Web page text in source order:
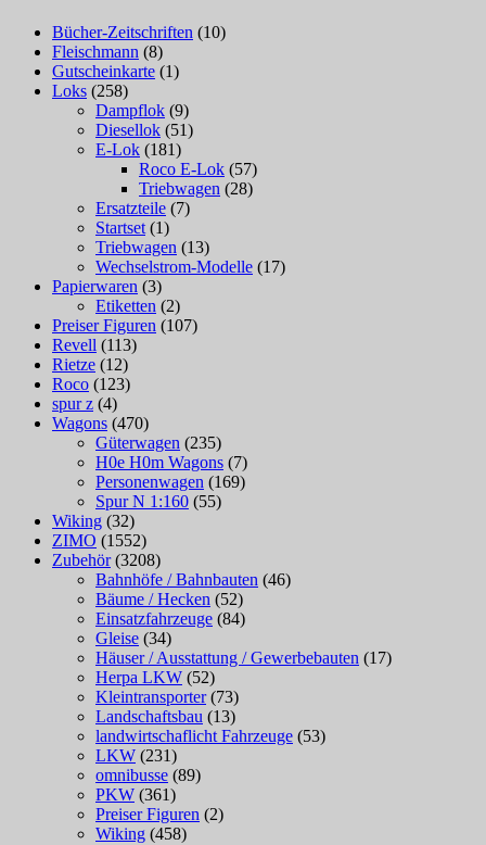
Bücher-Zeitschriften (10)
Fleischmann (8)
Gutscheinkarte (1)
Loks (258)
Dampflok (9)
Diesellok (51)
E-Lok (181)
Roco E-Lok (57)
Triebwagen (28)
Ersatzteile (7)
Startset (1)
Triebwagen (13)
Wechselstrom-Modelle (17)
Papierwaren (3)
Etiketten (2)
Preiser Figuren (107)
Revell (113)
Rietze (12)
Roco (123)
spur z (4)
Wagons (470)
Güterwagen (235)
H0e H0m Wagons (7)
Personenwagen (169)
Spur N 1:160 (55)
Wiking (32)
ZIMO (1552)
Zubehör (3208)
Bahnhöfe / Bahnbauten (46)
Bäume / Hecken (52)
Einsatzfahrzeuge (84)
Gleise (34)
Häuser / Ausstattung / Gewerbebauten (17)
Herpa LKW (52)
Kleintransporter (73)
Landschaftsbau (13)
landwirtschaflicht Fahrzeuge (53)
LKW (231)
omnibusse (89)
PKW (361)
Preiser Figuren (2)
Wiking (458)